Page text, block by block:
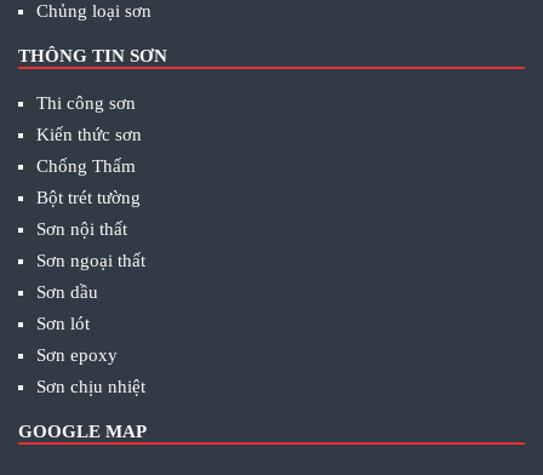
Chủng loại sơn
THÔNG TIN SƠN
Thi công sơn
Kiến thức sơn
Chống Thấm
Bột trét tường
Sơn nội thất
Sơn ngoại thất
Sơn dầu
Sơn lót
Sơn epoxy
Sơn chịu nhiệt
GOOGLE MAP